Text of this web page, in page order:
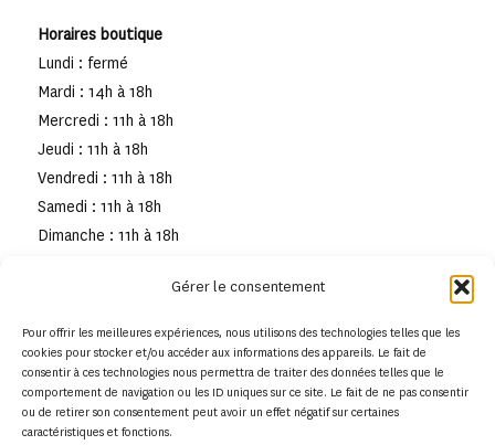
Gérer le consentement
Pour offrir les meilleures expériences, nous utilisons des technologies telles que les
cookies pour stocker et/ou accéder aux informations des appareils. Le fait de
consentir à ces technologies nous permettra de traiter des données telles que le
comportement de navigation ou les ID uniques sur ce site. Le fait de ne pas consentir
ou de retirer son consentement peut avoir un effet négatif sur certaines
caractéristiques et fonctions.
Horaires boutique
Lundi : fermé
Mardi : 14h à 18h
Mercredi : 11h à 18h
Jeudi : 11h à 18h
Vendredi : 11h à 18h
Samedi : 11h à 18h
Dimanche : 11h à 18h